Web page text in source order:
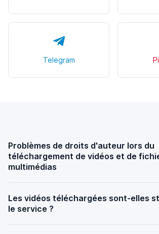
Telegram
Problèmes de droits d'auteur lors du
téléchargement de vidéos et de
multimédias
Les vidéos téléchargées sont-elles
le service ?